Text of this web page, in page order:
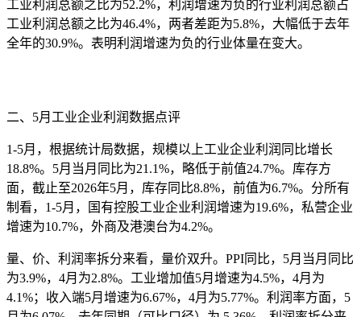
工业利润总额之比为52.2%，利润增速为负的行业利润总额占
工业利润总额之比为46.4%，两者差距为5.8%，大幅低于去年
全年的30.9%。表明利润增速为负的行业体量在变大。
二、5月工业企业利润数据点评
1-5月，根据统计局数据，规模以上工业企业利润同比增长
18.8%。5月当月同比为21.1%，略低于前值24.7%。库存方
面，截止至2026年5月，库存同比8.8%，前值为6.7%。分所有
制看，1-5月，国有控股工业企业利润增速为19.6%，私营企业
增速为10.7%，外商及港澳台为4.2%。
量、价、利润率拆分来看，量价双升。PPI同比，5月当月同比
为3.9%，4月为2.8%。工业增加值5月增速为4.5%，4月为
4.1%；收入端5月增速为6.67%，4月为5.77%。利润率方面，5